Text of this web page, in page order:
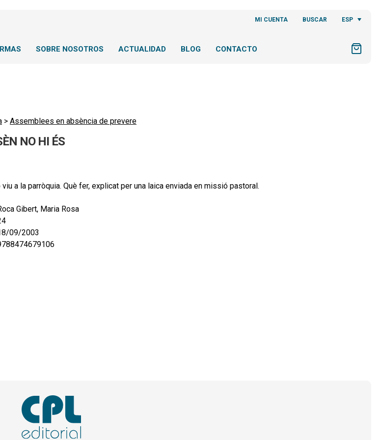
MI CUENTA BUSCAR ESP
SOBRE NOSOTROS ACTUALIDAD BLOG CONTACTO
> Assemblees en absència de prevere
NO HI ÉS
a la parròquia. Què fer, explicat per una laica enviada en missió pastoral.
Gibert, Maria Rosa
09/2003